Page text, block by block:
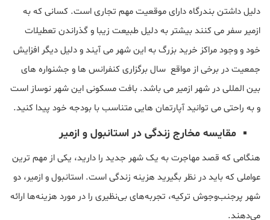
دلیل داشتن بندرگاه دارای موقعیت مهم تجاری است. کسانی که به
ازمیر سفر می کنند بیشتر به دلیل طبیعت زیبا و گذراندن تعطیلات
خود و وجود مراکز خرید بزرگ به این شهر می آیند و دلیل دیگر افزایش
جمعیت در برخی از مواقع سال برگزاری کنفرانس ها و جشنواره های
بین المللی در شهر ازمیر می باشد. بافت مسکونی این شهر نوساز است
و به راحتی می توانید آپارتمان هایی متناسب با بودجه خود پیدا کنید.
مقایسه مخارج زندگی در استانبول و ازمیر
هنگامی که قصد مهاجرت به یک شهر جدید را دارید، یکی از مهم ترین
عواملی که باید در نظر بگیرید هزینه زندگی است. استانبول و ازمیر، دو
شهر پرجنب‌وجوش ترکیه، تجربه‌های بی‌نظیری را در مورد هزینه‌ها ارائه
می‌دهند.